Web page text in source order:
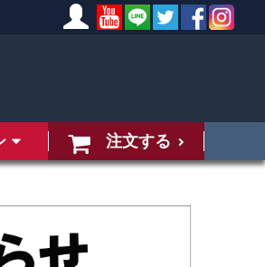
注文する